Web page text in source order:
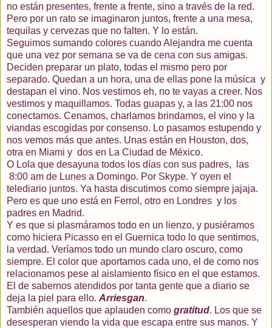
no están presentes, frente a frente, sino a través de la red.
Pero por un rato se imaginaron juntos, frente a una mesa,
tequilas y cervezas que no falten. Y lo están.
Seguimos sumando colores cuando Alejandra me cuenta
que una vez por semana se va de cena con sus amigas.
Deciden preparar un plato, todas el mismo pero por
separado. Quedan a un hora, una de ellas pone la música y
destapan el vino. Nos vestimos eh, no te vayas a creer. Nos
vestimos y maquillamos. Todas guapas y, a las 21:00 nos
conectamos. Cenamos, charlamos brindamos, el vino y la
viandas escogidas por consenso. Lo pasamos estupendo y
nos vemos más que antes. Unas están en Houston, dos,
otra en Miami y dos en La Ciudad de México.
O Lola que desayuna todos los días con sus padres,
las
8:00 am de Lunes a Domingo. Por Skype. Y oyen el
telediario juntos. Ya hasta discutimos como siempre jajaja.
Pero es que uno está en Ferrol, otro en Londres y los
padres en Madrid.
Y es que si plasmáramos todo en un lienzo, y pusiéramos
como hiciera Picasso en el Guernica todo lo que sentimos,
la verdad. Veríamos todo un mundo claro oscuro, como
siempre. El color que aportamos cada uno, el de como nos
relacionamos pese al aislamiento físico en el que estamos.
El de sabernos atendidos por tanta gente que a diario se
deja la piel para ello. Arriesgan.
También aquellos que aplauden como gratitud. Los que se
desesperan viendo la vida que escapa entre sus manos. Y